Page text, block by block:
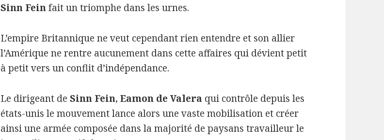
Sinn Feinfait un triomphe dans les urnes.
L’empire Britannique ne veut cependant rien entendre et son allier
l’Amérique ne rentre aucunement dans cette affaires qui dévient petit
à petit vers un conflit d’indépendance.
Le dirigeant deSinn Fein,Eamon de Valera qui contrôle depuis les
états-unis le mouvement lance alors une vaste mobilisation et créer
ainsi une armée composée dans la majorité de paysans travailleur le